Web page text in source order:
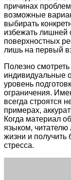
причинах
возможные
выбирать
избежать лишней
поверхностных
лишь на первый
Полезно
индивидуальные
уровень
ограничения.
всегда строятся
примерах,
Когда материал
языком, читателю
жизни и получить
стресса.